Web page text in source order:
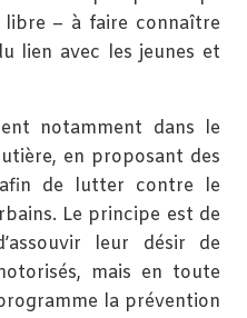
– à faire connaître
lien avec les jeunes et
notamment dans le
en proposant des
de lutter contre le
Le principe est de
leur désir de
mais en toute
la prévention